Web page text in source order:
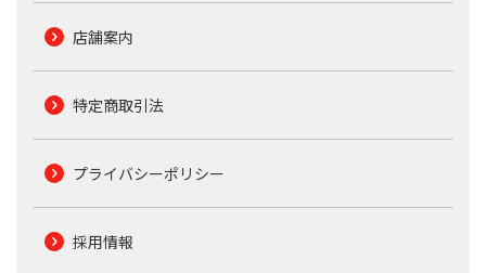
店舗案内
特定商取引法
プライバシーポリシー
採用情報